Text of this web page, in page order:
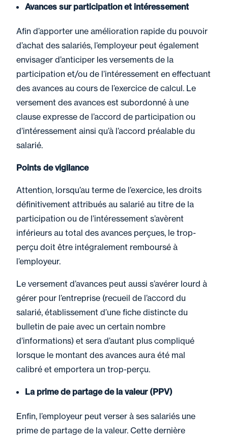
Avances sur participation et intéressement
Afin d’apporter une amélioration rapide du pouvoir
d’achat des salariés, l’employeur peut également
envisager d’anticiper les versements de la
participation et/ou de l’intéressement en effectuant
des avances au cours de l’exercice de calcul. Le
versement des avances est subordonné à une
clause expresse de l’accord de participation ou
d’intéressement ainsi qu’à l’accord préalable du
salarié.
Points de vigilance
Attention, lorsqu’au terme de l’exercice, les droits
définitivement attribués au salarié au titre de la
participation ou de l’intéressement s’avèrent
inférieurs au total des avances perçues, le trop-
perçu doit être intégralement remboursé à
l’employeur.
Le versement d’avances peut aussi s’avérer lourd à
gérer pour l’entreprise (recueil de l’accord du
salarié, établissement d’une fiche distincte du
bulletin de paie avec un certain nombre
d’informations) et sera d’autant plus compliqué
lorsque le montant des avances aura été mal
calibré et emportera un trop-perçu.
La prime de partage de la valeur (PPV)
Enfin, l’employeur peut verser à ses salariés une
prime de partage de la valeur. Cette dernière